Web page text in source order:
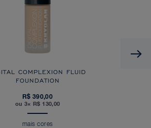
Previous
COMPLEXION FLUID
FOUNDATION
R$ 390,00
ou 3× R$ 130,00
mais cores